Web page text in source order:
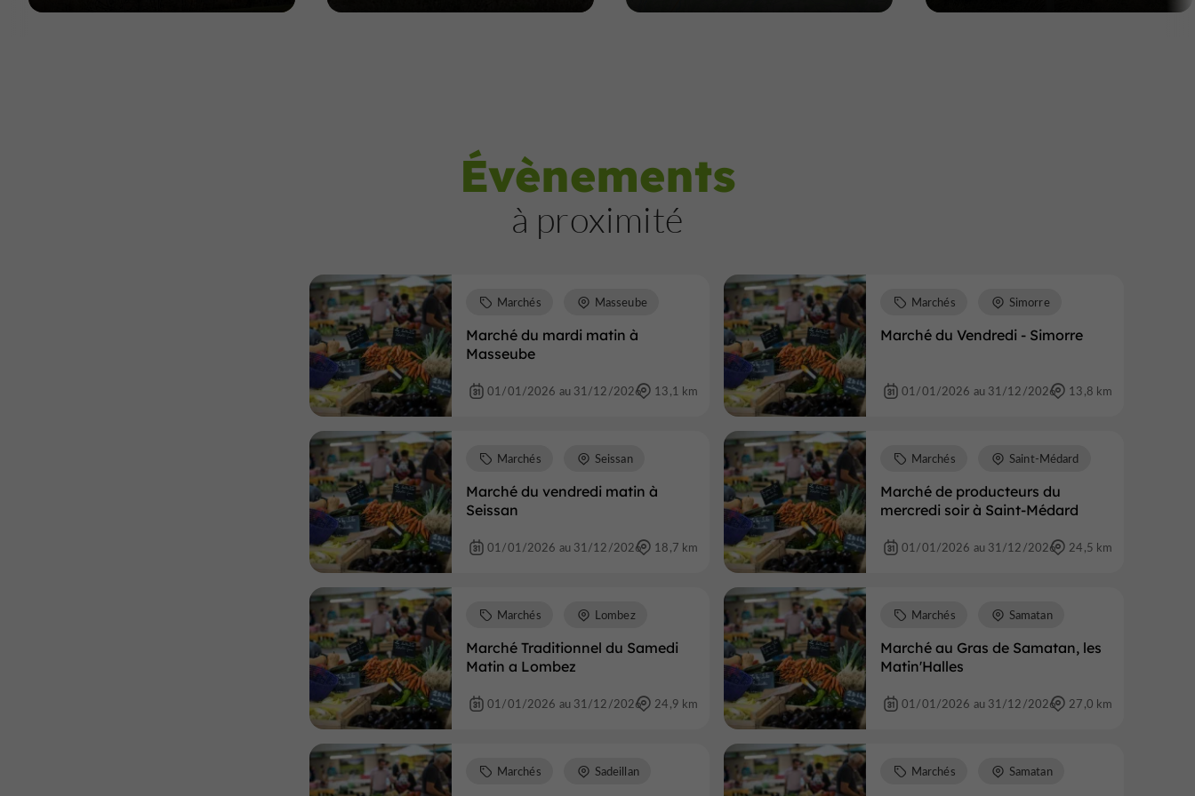
Évènements
à proximité
Marché du mardi matin à
Masseube
Marchés Masseube
01/01/2026 au 31/12/2026 13,1 km
Marché du Vendredi - Simorre
Marchés Simorre
01/01/2026 au 31/12/2026 13,8 km
Marché du vendredi matin à
Seissan
Marchés Seissan
01/01/2026 au 31/12/2026 18,7 km
Marché de producteurs du
mercredi soir à Saint-Médard
Marchés Saint-Médard
01/01/2026 au 31/12/2026 24,5 km
Marché Traditionnel du Samedi
Matin a Lombez
Marchés Lombez
01/01/2026 au 31/12/2026 24,9 km
Marché au Gras de Samatan, les
Matin'Halles
Marchés Samatan
01/01/2026 au 31/12/2026 27,0 km
Marchés Sadeillan Marchés Samatan